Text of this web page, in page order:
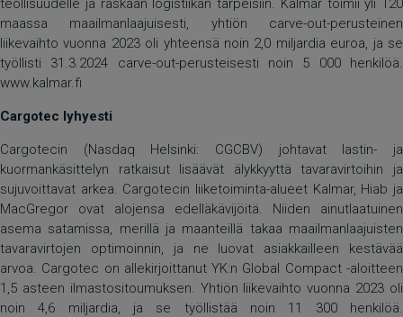
teollisuudelle ja raskaan logistiikan tarpeisiin. Kalmar toimii yli 120
maassa maailmanlaajuisesti, yhtiön carve-out-perusteinen
liikevaihto vuonna 2023 oli yhteensä noin 2,0 miljardia euroa, ja se
työllisti 31.3.2024 carve-out-perusteisesti noin 5 000 henkilöä.
www.kalmar.fi
Cargotec lyhyesti
Cargotecin (Nasdaq Helsinki: CGCBV) johtavat lastin- ja
kuormankäsittelyn ratkaisut lisäävät älykkyyttä tavaravirtoihin ja
sujuvoittavat arkea. Cargotecin liiketoiminta-alueet Kalmar, Hiab ja
MacGregor ovat alojensa edelläkävijöitä. Niiden ainutlaatuinen
asema satamissa, merillä ja maanteillä takaa maailmanlaajuisten
tavaravirtojen optimoinnin, ja ne luovat asiakkailleen kestävää
arvoa. Cargotec on allekirjoittanut YK:n Global Compact -aloitteen
1,5 asteen ilmastositoumuksen. Yhtiön liikevaihto vuonna 2023 oli
noin 4,6 miljardia, ja se työllistää noin 11 300 henkilöä.